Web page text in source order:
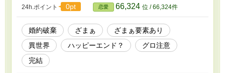
24h.ポイント 0pt 恋愛 66,324 位 / 66,324件
婚約破棄 ざまぁ
ざまぁ要素あり
異世界
ハッピーエンド？
グロ注意
完結